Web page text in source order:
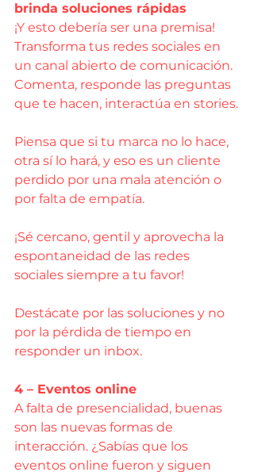
brinda soluciones rápidas
¡Y esto debería ser una premisa!
Transforma tus redes sociales en
un canal abierto de comunicación.
Comenta, responde las preguntas
que te hacen, interactúa en stories.
Piensa que si tu marca no lo hace,
otra sí lo hará, y eso es un cliente
perdido por una mala atención o
por falta de empatía.
¡Sé cercano, gentil y aprovecha la
espontaneidad de las redes
sociales siempre a tu favor!
Destácate por las soluciones y no
por la pérdida de tiempo en
responder un inbox.
4 – Eventos online
A falta de presencialidad, buenas
son las nuevas formas de
interacción. ¿Sabías que los
eventos online fueron y siguen